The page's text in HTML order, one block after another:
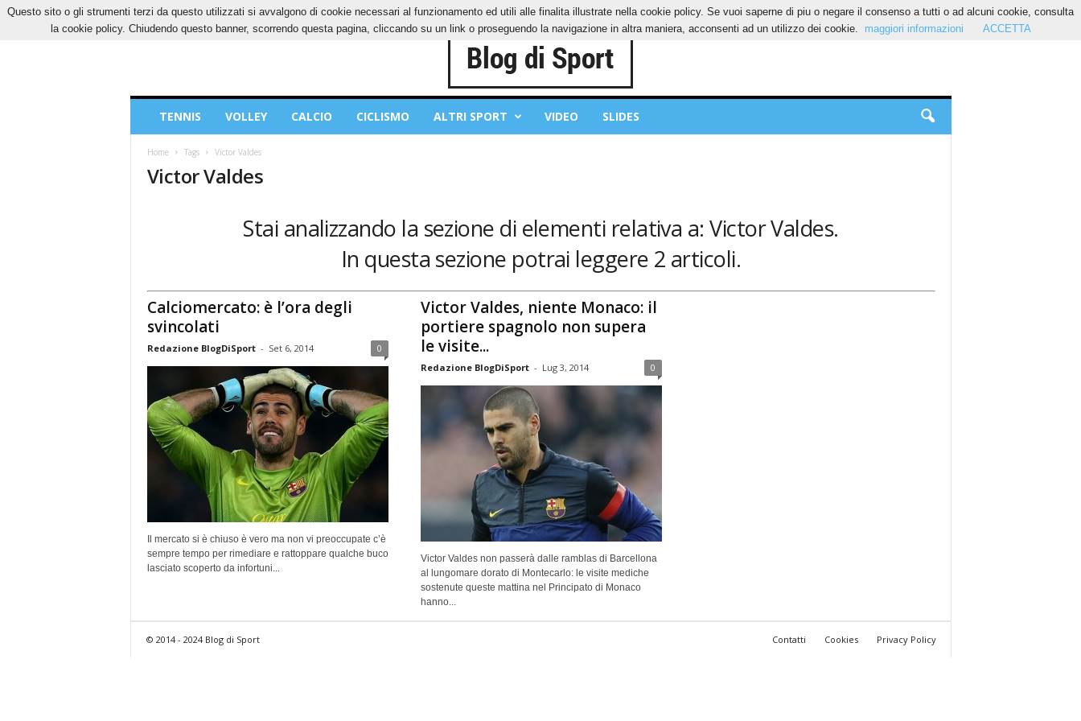
VENERDÌ, 7 AGOSTO 2026 CONTATTI COOKIES PRIVACY POLICY
Sport
TENNIS VOLLEY CALCIO CICLISMO ALTRI SPORT VIDEO SLIDES
Home Tags Victor Valdes
Victor Valdes
Stai analizzando la sezione di elementi relativa a: Victor Valdes.
In questa sezione potrai leggere 2 articoli.
Calciomercato: è l’ora degli
svincolati
Redazione BlogDiSport - Set 6, 2014 0
Il mercato si è chiuso è vero ma non vi preoccupate c’è
sempre tempo per rimediare e rattoppare qualche buco
lasciato scoperto da infortuni...
Victor Valdes, niente Monaco: il
portiere spagnolo non supera
le visite...
Redazione BlogDiSport - Lug 3, 2014 0
Victor Valdes non passerà dalle ramblas di Barcellona
al lungomare dorato di Montecarlo: le visite mediche
sostenute queste mattina nel Principato di Monaco
hanno...
Contatti Cookies Privacy Policy
© 2014 - 2024 Blog di Sport
Questo sito o gli strumenti terzi da questo utilizzati si avvalgono di cookie necessari al funzionamento ed utili alle finalita illustrate nella cookie policy. Se vuoi saperne di piu o negare il consenso a tutti o ad alcuni cookie, consulta
la cookie policy. Chiudendo questo banner, scorrendo questa pagina, cliccando su un link o proseguendo la navigazione in altra maniera, acconsenti ad un utilizzo dei cookie.
maggiori informazioni ACCETTA